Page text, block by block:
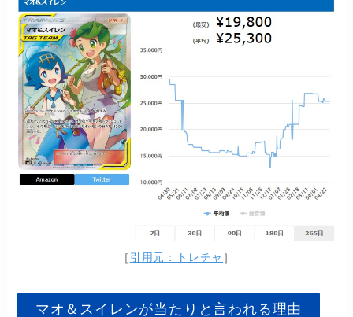
［ 引用元：トレチャ ］
マオ＆スイレンが当たりと言われる理由